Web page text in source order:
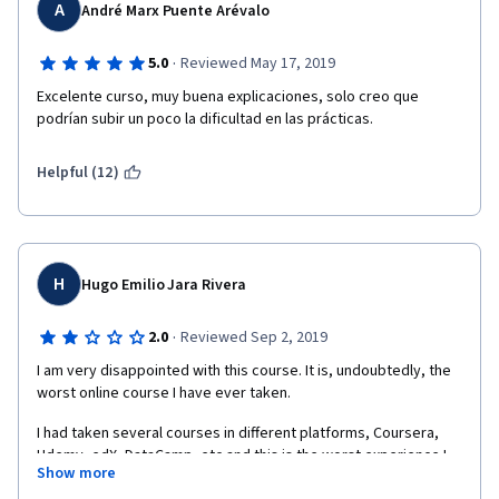
A André Marx Puente Arévalo
5.0 · Reviewed May 17, 2019
Excelente curso, muy buena explicaciones, solo creo que
podrían subir un poco la dificultad en las prácticas.
Helpful (12)
H Hugo Emilio Jara Rivera
2.0 · Reviewed Sep 2, 2019
I am very disappointed with this course. It is, undoubtedly, the
worst online course I have ever taken.
I had taken several courses in different platforms, Coursera,
Udemy, edX, DataCamp, etc and this is the worst experience I
have ever had.
Show more